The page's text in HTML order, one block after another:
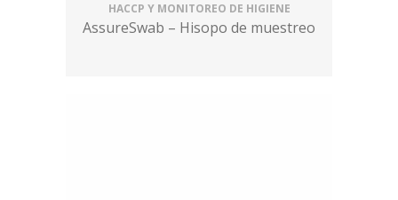
HACCP Y MONITOREO DE HIGIENE
AssureSwab – Hisopo de muestreo